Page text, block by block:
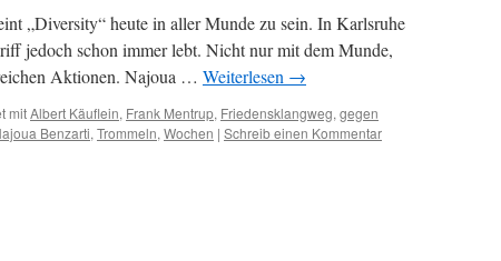
„Diversity“ heute in aller Munde zu sein. In Karlsruhe
jedoch schon immer lebt. Nicht nur mit dem Munde,
Aktionen. Najoua … Weiterlesen →
mitAlbert Käuflein, Frank Mentrup, Friedensklangweg, gegen
Benzarti, Trommeln, Wochen | Schreib einen Kommentar